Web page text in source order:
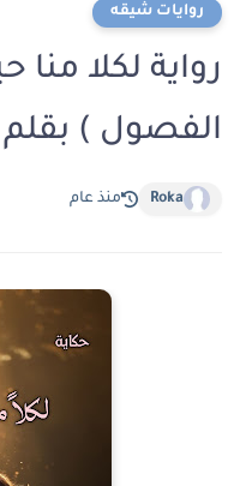
روايات شيقه
رواية لكلا منا
الفصول ) بقلم
Roka منذ عام